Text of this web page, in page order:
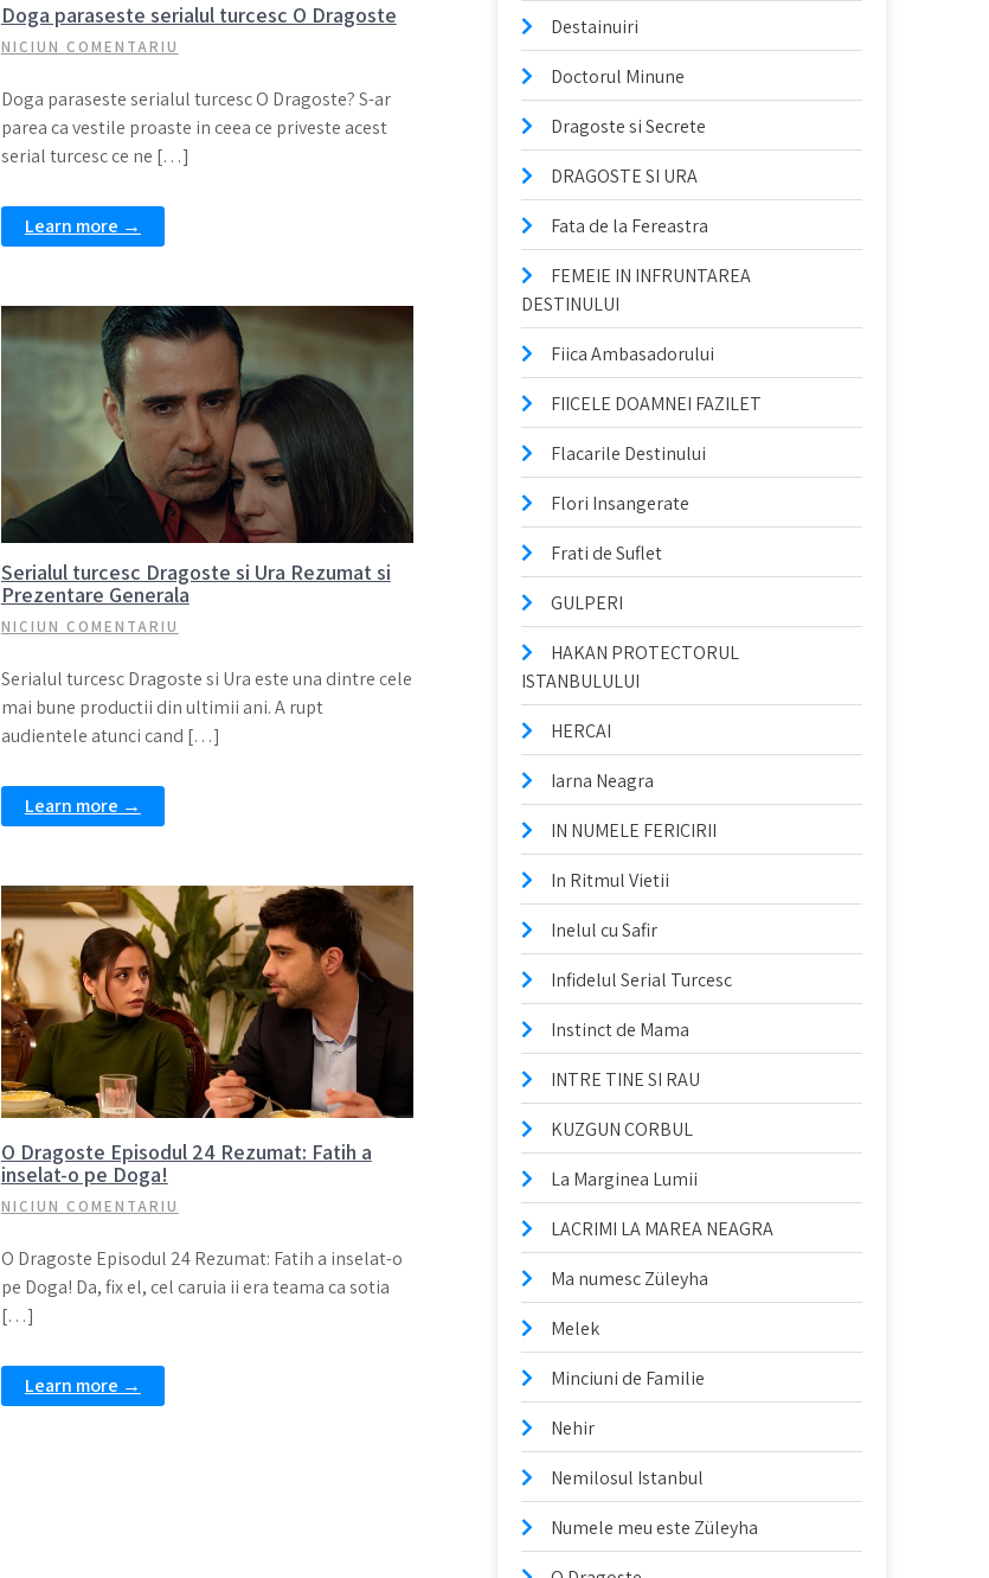
Doga paraseste serialul turcesc O Dragoste
NICIUN COMENTARIU
Doga paraseste serialul turcesc O Dragoste? S-ar
parea ca vestile proaste in ceea ce priveste acest
serial turcesc ce ne […]
Learn more →
Serialul turcesc Dragoste si Ura Rezumat si
Prezentare Generala
NICIUN COMENTARIU
Serialul turcesc Dragoste si Ura este una dintre cele
mai bune productii din ultimii ani. A rupt
audientele atunci cand […]
Learn more →
O Dragoste Episodul 24 Rezumat: Fatih a
inselat-o pe Doga!
NICIUN COMENTARIU
O Dragoste Episodul 24 Rezumat: Fatih a inselat-o
pe Doga! Da, fix el, cel caruia ii era teama ca sotia
[…]
Learn more →
Destainuiri
Doctorul Minune
Dragoste si Secrete
DRAGOSTE SI URA
Fata de la Fereastra
FEMEIE IN INFRUNTAREA
DESTINULUI
Fiica Ambasadorului
FIICELE DOAMNEI FAZILET
Flacarile Destinului
Flori Insangerate
Frati de Suflet
GULPERI
HAKAN PROTECTORUL
ISTANBULULUI
HERCAI
Iarna Neagra
IN NUMELE FERICIRII
In Ritmul Vietii
Inelul cu Safir
Infidelul Serial Turcesc
Instinct de Mama
INTRE TINE SI RAU
KUZGUN CORBUL
La Marginea Lumii
LACRIMI LA MAREA NEAGRA
Ma numesc Züleyha
Melek
Minciuni de Familie
Nehir
Nemilosul Istanbul
Numele meu este Züleyha